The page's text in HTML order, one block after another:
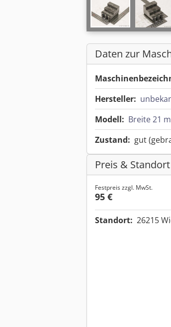
Daten zur
Hersteller:
Modell: Breite 21
Zustand: gut
Preis & Standort
Festpreis zzgl. MwSt.
95 €
Standort: 26215